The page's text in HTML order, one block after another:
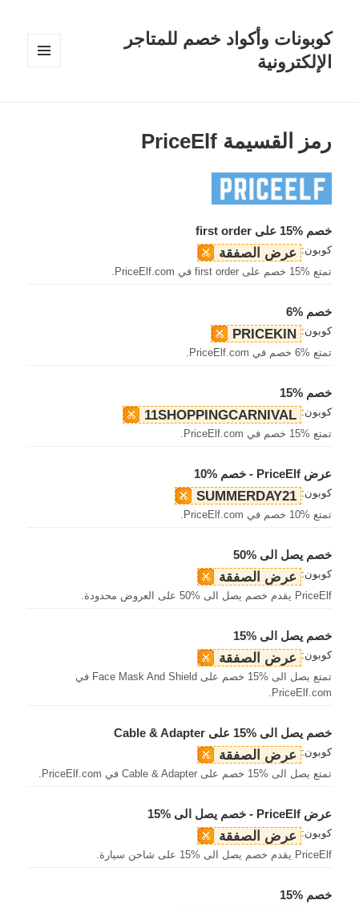
كوبونات وأكواد خصم للمتاجر
الإلكترونية
رمز القسيمة PriceElf
خصم %15 على first order
كوبون: عرض الصفقة
تمتع %15 خصم على first order في PriceElf.com.
خصم %6
كوبون: PRICEKIN
تمتع %6 خصم في PriceElf.com.
خصم %15
كوبون: 11SHOPPINGCARNIVAL
تمتع %15 خصم في PriceElf.com.
عرض PriceElf - خصم %10
كوبون: SUMMERDAY21
تمتع %10 خصم في PriceElf.com.
خصم يصل الى %50
كوبون: عرض الصفقة
PriceElf يقدم خصم يصل الى %50 على العروض محدودة.
خصم يصل الى %15
كوبون: عرض الصفقة
تمتع يصل الى %15 خصم على Face Mask And Shield في
PriceElf.com.
خصم يصل الى %15 على Cable & Adapter
كوبون: عرض الصفقة
تمتع يصل الى %15 خصم على Cable & Adapter في PriceElf.com.
عرض PriceElf - خصم يصل الى %15
كوبون: عرض الصفقة
PriceElf يقدم خصم يصل الى %15 على شاحن سيارة.
خصم %15